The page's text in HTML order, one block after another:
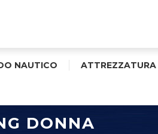
NAUTICO ATTREZZATURA
DONNA